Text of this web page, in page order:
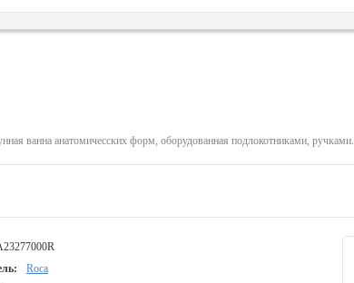
ванна анатомичесских форм, оборудованная подлокотниками, ручками.
Roca